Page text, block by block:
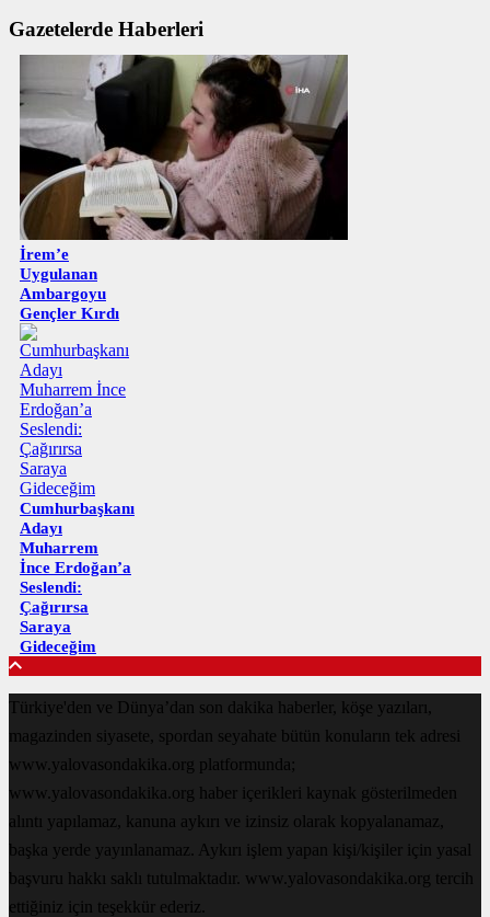
Gazetelerde Haberleri
İrem’e
Uygulanan
Ambargoyu
Gençler Kırdı
Cumhurbaşkanı
Adayı
Muharrem
İnce Erdoğan’a
Seslendi:
Çağırırsa
Saraya
Gideceğim
Türkiye'den ve Dünya’dan son dakika haberler, köşe yazıları,
magazinden siyasete, spordan seyahate bütün konuların tek adresi
www.yalovasondakika.org platformunda;
www.yalovasondakika.org haber içerikleri kaynak gösterilmeden
alıntı yapılamaz, kanuna aykırı ve izinsiz olarak kopyalanamaz,
başka yerde yayınlanamaz. Aykırı işlem yapan kişi/kişiler için yasal
başvuru hakkı saklı tutulmaktadır. www.yalovasondakika.org tercih
ettiğiniz için teşekkür ederiz.